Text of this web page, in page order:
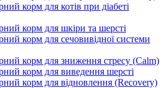
корм для котів при діабеті
корм для шкіри та шерсті
корм для сечовивідної системи
корм для зниження стресу (Calm)
корм для виведення шерсті
корм для відновлення (Recovery)